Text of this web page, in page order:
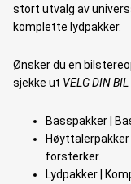
stort utvalg av
komplette lydpakker.
Ønsker du en
sjekke ut VELG DIN BIL
Basspakker |
forsterker.
Lydpakker |